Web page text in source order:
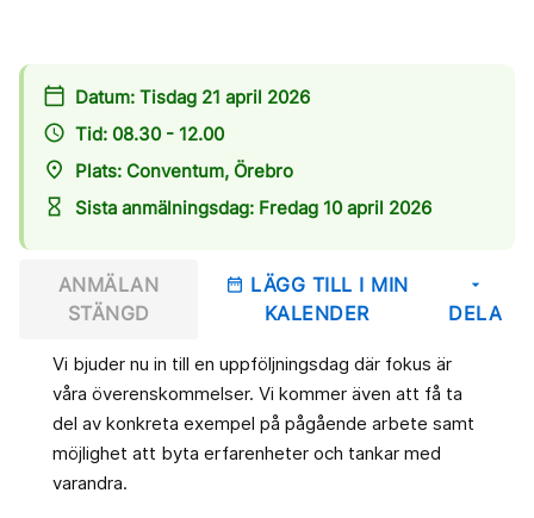
calendar_today Datum: Tisdag 21 april 2026
access_time Tid: 08.30 - 12.00
place
Plats: Conventum, Örebro
hourglass_empty
Sista anmälningsdag: Fredag 10 april 2026
ANMÄLAN
STÄNGD
date_range LÄGG TILL I MIN
KALENDER
arrow_drop_down
DELA
Vi bjuder nu in till en uppföljningsdag där fokus är
våra överenskommelser. Vi kommer även att få ta
del av konkreta exempel på pågående arbete samt
möjlighet att byta erfarenheter och tankar med
varandra.